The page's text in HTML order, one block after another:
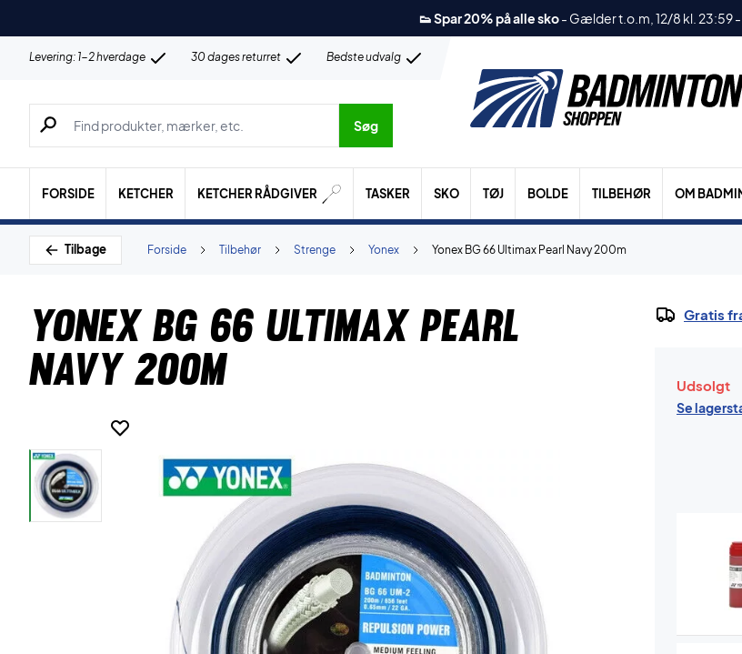
👟 Spar 20% på alle sko- Gælder t.o.m, 12/8 kl. 23:59-
Levering: 1-2 hverdage 30 dages returret Bedste udvalg
Søg efter produkter, mærker etc.
Søg
FORSIDE KETCHER KETCHER RÅDGIVER TASKER SKO TØJ BOLDE TILBEHØR OM
Tilbage Yonex BG 66 Ultimax Pearl Navy 200m
Yonex
Strenge
Tilbehør
Forside
Yonex BG 66 Ultimax Pearl
Navy 200m
Gratis
Udsolgt
Se